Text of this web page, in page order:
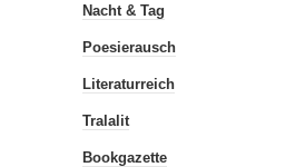
Nacht & Tag
Poesierausch
Literaturreich
Tralalit
Bookgazette